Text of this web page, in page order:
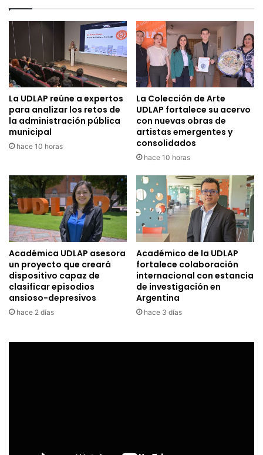
La UDLAP reúne a expertos
para analizar los retos de
la administración pública
municipal
hace 10 horas
La Colección de Arte
UDLAP fortalece su acervo
con nuevas obras de
artistas emergentes y
consolidados
hace 10 horas
Académica UDLAP asesora
un proyecto que creará
dispositivo capaz de
clasificar episodios
ansioso-depresivos
hace 2 días
Académico de la UDLAP
fortalece colaboración
internacional con estancia
de investigación en
Argentina
hace 3 días